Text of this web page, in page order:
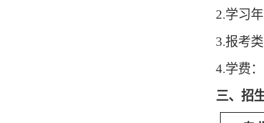
2.学习
3.报考
4.学费
三、招